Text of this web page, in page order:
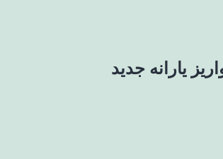
یارانه جدید